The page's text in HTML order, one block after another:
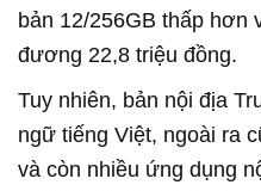
bản 12/256GB thấp hơn
đương 22,8 triệu đồng.
Tuy nhiên, bản nội địa
ngữ tiếng Việt, ngoài ra
và còn nhiều ứng dụng